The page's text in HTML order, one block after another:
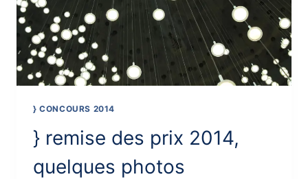
} CONCOURS 2014
} remise des prix 2014,
quelques photos